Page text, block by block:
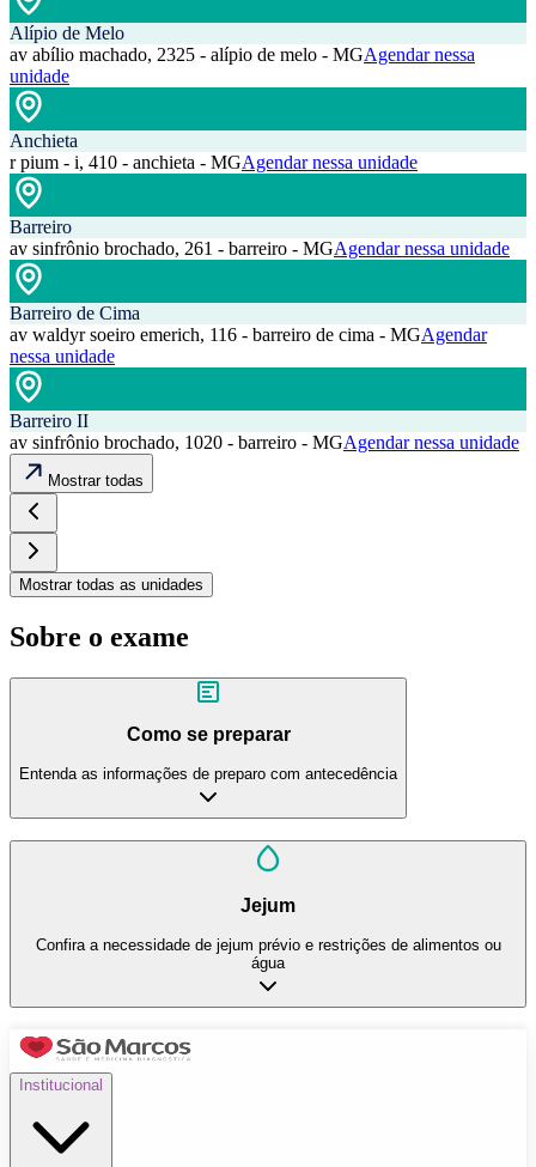
Alípio de Melo
av abílio machado, 2325 - alípio de melo - MGAgendar nessa
unidade
Anchieta
r pium - i, 410 - anchieta - MGAgendar nessa unidade
Barreiro
av sinfrônio brochado, 261 - barreiro - MGAgendar nessa unidade
Barreiro de Cima
av waldyr soeiro emerich, 116 - barreiro de cima - MGAgendar
nessa unidade
Barreiro II
av sinfrônio brochado, 1020 - barreiro - MGAgendar nessa unidade
Mostrar todas
Mostrar todas as unidades
Sobre o exame
Como se preparar
Entenda as informações de preparo com antecedência
Jejum
Confira a necessidade de jejum prévio e restrições de alimentos ou
água
Institucional